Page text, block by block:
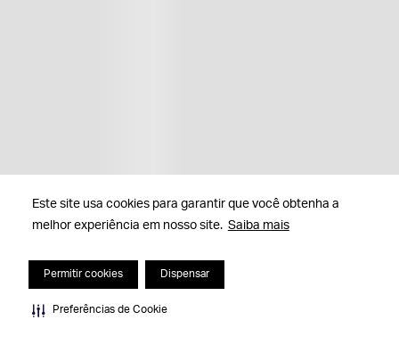
Este site usa cookies para garantir que você obtenha a
melhor experiência em nosso site. Saiba mais
Permitir cookies Dispensar
Preferências de Cookie